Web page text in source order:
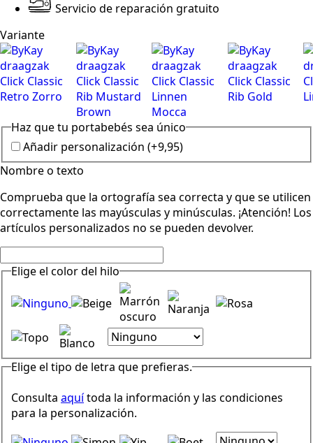
Servicio de reparación gratuito
Variante
Haz que tu portabebés sea único
Añadir personalización (+9,95)
Nombre o texto
Comprueba que la ortografía sea correcta y que se utilicen
correctamente las mayúsculas y minúsculas. ¡Atención! Los
artículos personalizados no se pueden devolver.
Elige el color del hilo
Elige el tipo de letra que prefieras.
Consulta aquítoda la información y las condiciones
para la personalización.